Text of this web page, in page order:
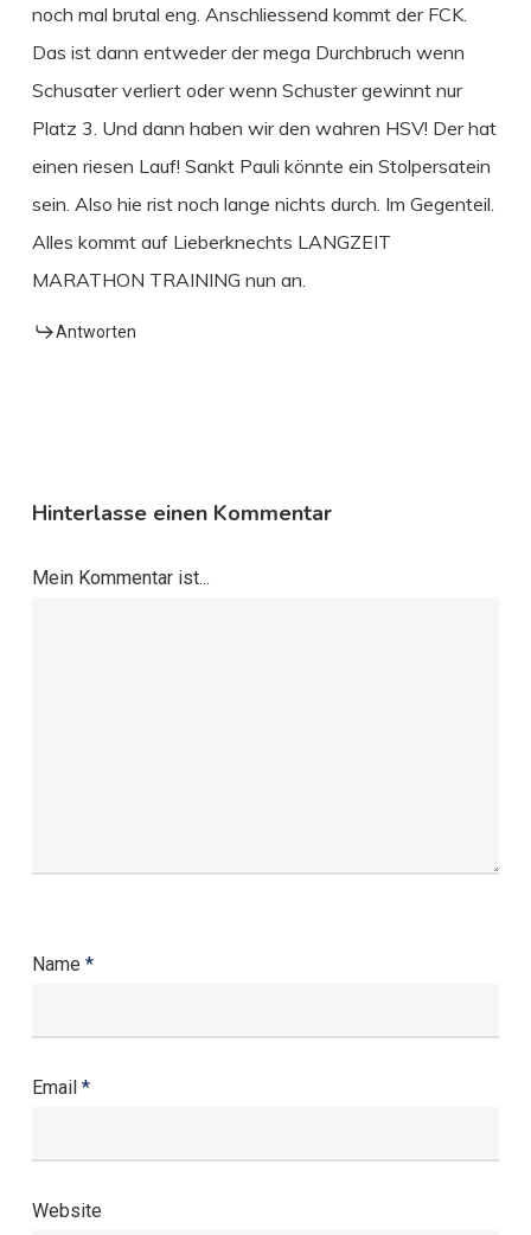
noch mal brutal eng. Anschliessend kommt der FCK.
Das ist dann entweder der mega Durchbruch wenn
Schusater verliert oder wenn Schuster gewinnt nur
Platz 3. Und dann haben wir den wahren HSV! Der hat
einen riesen Lauf! Sankt Pauli könnte ein Stolpersatein
sein. Also hie rist noch lange nichts durch. Im Gegenteil.
Alles kommt auf Lieberknechts LANGZEIT
MARATHON TRAINING nun an.
Antworten
Hinterlasse einen Kommentar
Mein Kommentar ist...
Name *
Email *
Website